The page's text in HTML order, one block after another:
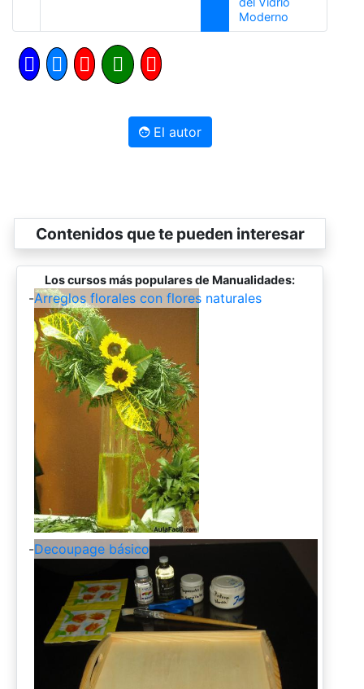
ModernoSiguiente
El autor
Contenidos que te pueden interesar
Los cursos más populares de Manualidades:
-Arreglos florales con flores naturales
-Decoupage básico